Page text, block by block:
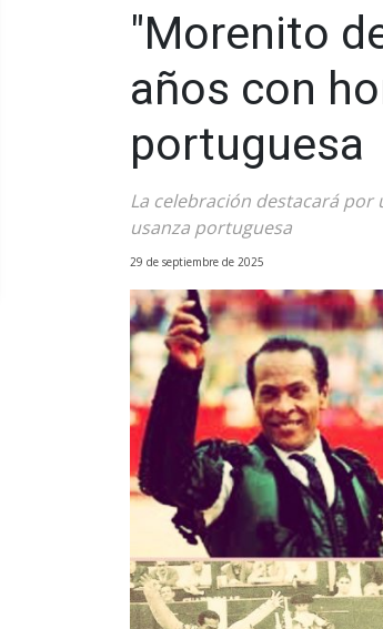
"Morenito
años con
portuguesa
La celebración destacará
usanza portuguesa
29 de septiembre de 2025